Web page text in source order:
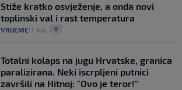
Stiže kratko osvježenje, a onda novi
toplinski val i rast temperatura
VRIJEME 7. kol. 0
Totalni kolaps na jugu Hrvatske, granica
paralizirana. Neki iscrpljeni putnici
završili na Hitnoj: "Ovo je teror!"